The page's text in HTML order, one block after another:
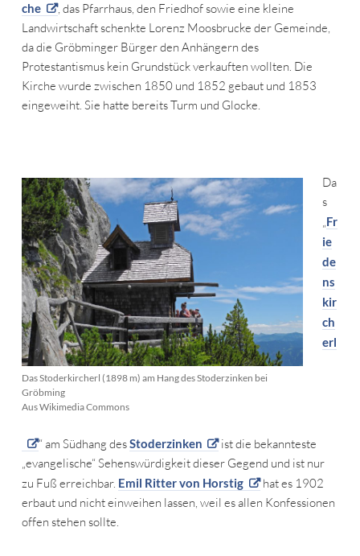
che
, das Pfarrhaus, den Friedhof sowie eine kleine
Landwirtschaft schenkte Lorenz Moosbrucke der Gemeinde,
da die Gröbminger Bürger den Anhängern des
Protestantismus kein Grundstück verkauften wollten. Die
Kirche wurde zwischen 1850 und 1852 gebaut und 1853
eingeweiht. Sie hatte bereits Turm und Glocke.
Das Stoderkircherl (1898 m) am Hang des Stoderzinken bei
Gröbming
Aus Wikimedia Commons
Da
s
„Fr
ie
de
ns
kir
ch
erl
“ am Südhang desStoderzinken
ist die bekannteste
„evangelische“ Sehenswürdigkeit dieser Gegend und ist nur
zu Fuß erreichbar. Emil Ritter von Horstig
hat es 1902
erbaut und nicht einweihen lassen, weil es allen Konfessionen
offen stehen sollte.